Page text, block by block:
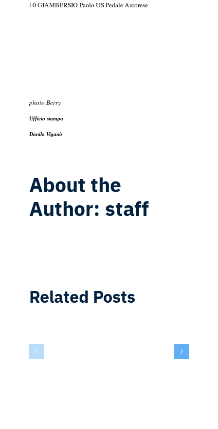
10 GIAMBERSIO Paolo US Pedale Arcorese
photo Berry
Ufficio stampa
Danilo Viganò
About the
Author: staff
Related Posts